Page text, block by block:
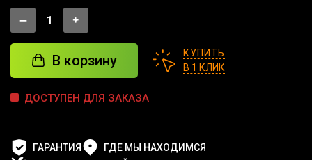
В корзину
КУПИТЬ
В 1 КЛИК
ДОСТУПЕН ДЛЯ ЗАКАЗА
ГАРАНТИЯ
ГДЕ МЫ НАХОДИМСЯ